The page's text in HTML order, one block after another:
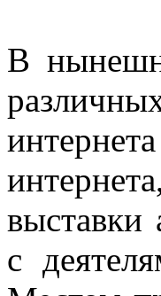
В
выставки
с